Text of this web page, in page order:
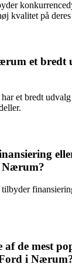
kvalitet på
et bredt
et bredt
Nærum?
af de mest
i